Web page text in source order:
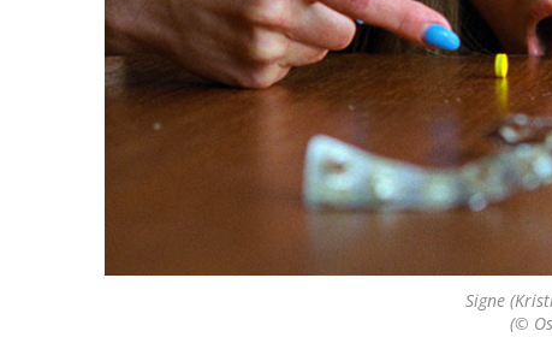
Signe
(©